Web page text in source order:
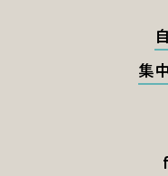
集